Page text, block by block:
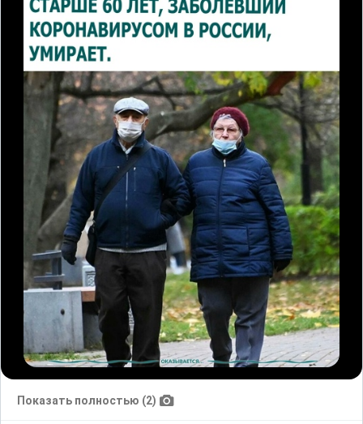
Показать полностью (2)